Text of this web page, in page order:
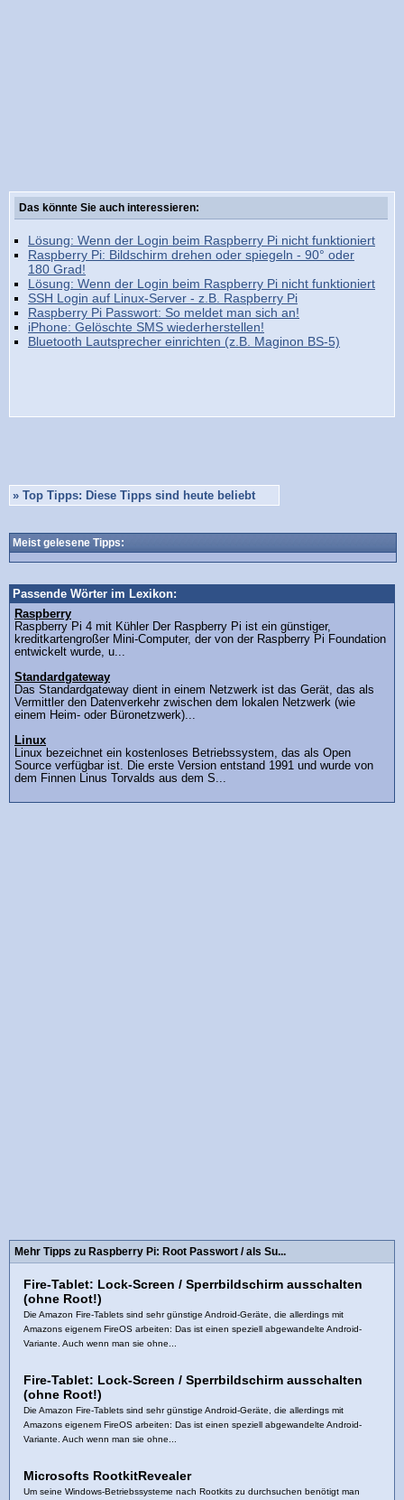
Das könnte Sie auch interessieren:
Lösung: Wenn der Login beim Raspberry Pi nicht funktioniert
Raspberry Pi: Bildschirm drehen oder spiegeln - 90° oder
180 Grad!
Lösung: Wenn der Login beim Raspberry Pi nicht funktioniert
SSH Login auf Linux-Server - z.B. Raspberry Pi
Raspberry Pi Passwort: So meldet man sich an!
iPhone: Gelöschte SMS wiederherstellen!
Bluetooth Lautsprecher einrichten (z.B. Maginon BS-5)
» Top Tipps: Diese Tipps sind heute beliebt
Meist gelesene Tipps:
Passende Wörter im Lexikon:
Raspberry
Raspberry Pi 4 mit Kühler Der Raspberry Pi ist ein günstiger,
kreditkartengroßer Mini-Computer, der von der Raspberry Pi Foundation
entwickelt wurde, u...
Standardgateway
Das Standardgateway dient in einem Netzwerk ist das Gerät, das als
Vermittler den Datenverkehr zwischen dem lokalen Netzwerk (wie
einem Heim- oder Büronetzwerk)...
Linux
Linux bezeichnet ein kostenloses Betriebssystem, das als Open
Source verfügbar ist. Die erste Version entstand 1991 und wurde von
dem Finnen Linus Torvalds aus dem S...
Mehr Tipps zu Raspberry Pi: Root Passwort / als Su...
Fire-Tablet: Lock-Screen / Sperrbildschirm ausschalten
(ohne Root!)
Die Amazon Fire-Tablets sind sehr günstige Android-Geräte, die allerdings mit
Amazons eigenem FireOS arbeiten: Das ist einen speziell abgewandelte Android-
Variante. Auch wenn man sie ohne...
Fire-Tablet: Lock-Screen / Sperrbildschirm ausschalten
(ohne Root!)
Die Amazon Fire-Tablets sind sehr günstige Android-Geräte, die allerdings mit
Amazons eigenem FireOS arbeiten: Das ist einen speziell abgewandelte Android-
Variante. Auch wenn man sie ohne...
Microsofts RootkitRevealer
Um seine Windows-Betriebssysteme nach Rootkits zu durchsuchen benötigt man